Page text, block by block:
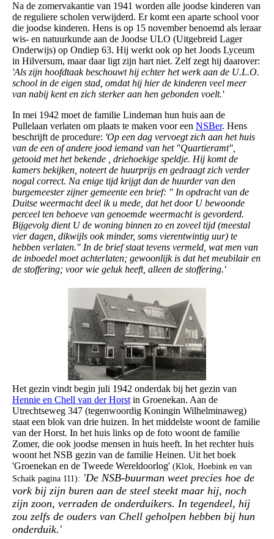
Na de zomervakantie van 1941 worden alle joodse kinderen van
de reguliere scholen verwijderd. Er komt een aparte school voor
die joodse kinderen. Hens is op 15 november benoemd als leraar
wis- en natuurkunde aan de Joodse ULO (Uitgebreid Lager
Onderwijs) op Ondiep 63. Hij werkt ook op het Joods Lyceum
in Hilversum, maar daar ligt zijn hart niet. Zelf zegt hij daarover:
'Als zijn hoofdtaak beschouwt hij echter het werk aan de U.L.O.
school in de eigen stad, omdat hij hier de kinderen veel meer
van nabij kent en zich sterker aan hen gebonden voelt.'
In mei 1942 moet de familie Lindeman hun huis aan de
Pullelaan verlaten om plaats te maken voor een NSBer. Hens
beschrijft de procedure: 'Op een dag vervoegt zich aan het huis
van de een of andere jood iemand van het "Quartieramt",
getooid met het bekende , driehoekige speldje. Hij komt de
kamers bekijken, noteert de huurprijs en gedraagt zich verder
nogal correct. Na enige tijd krijgt dan de huurder van den
burgemeester zijner gemeente een brief: " In opdracht van de
Duitse weermacht deel ik u mede, dat het door U bewoonde
perceel ten behoeve van genoemde weermacht is gevorderd.
Bijgevolg dient U de woning binnen zo en zoveel tijd (meestal
vier dagen, dikwijls ook minder, soms vierentwintig uur) te
hebben verlaten." In de brief staat tevens vermeld, wat men van
de inboedel moet achterlaten; gewoonlijk is dat het meubilair en
de stoffering; voor wie geluk heeft, alleen de stoffering.'
Het gezin vindt begin juli 1942 onderdak bij het gezin van
Hennie en Chell van der Horst in Groenekan. Aan de
Utrechtseweg 347 (tegenwoordig Koningin Wilhelminaweg)
staat een blok van drie huizen. In het middelste woont de familie
van der Horst. In het huis links op de foto woont de familie
Zomer, die ook joodse mensen in huis heeft. In het rechter huis
woont het NSB gezin van de familie Heinen. Uit het boek
'Groenekan en de Tweede Wereldoorlog' (Klok, Hoebink en van
Schaik pagina 111): 'De NSB-buurman weet precies hoe de
vork bij zijn buren aan de steel steekt maar hij, noch
zijn zoon, verraden de onderduikers. In tegendeel, hij
zou zelfs de ouders van Chell geholpen hebben bij hun
onderduik.'